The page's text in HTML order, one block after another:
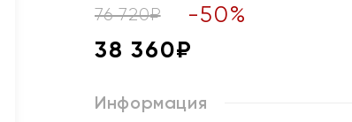
76 720₽ -50%
38 360₽
Информация